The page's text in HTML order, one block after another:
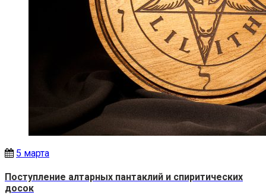
5 марта
Поступление алтарных пантаклий и спиритических
досок